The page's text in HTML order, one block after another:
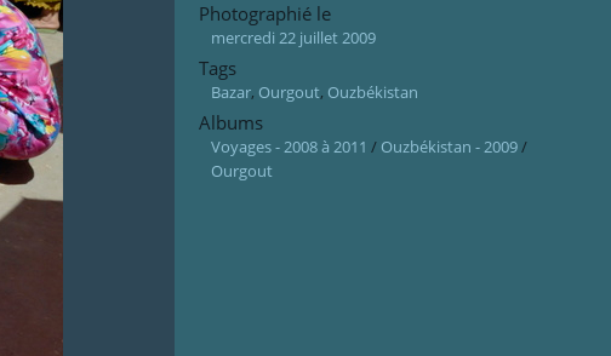
Photographié le
mercredi 22 juillet 2009
Tags
Bazar, Ourgout, Ouzbékistan
Albums
Voyages - 2008 à 2011 / Ouzbékistan - 2009/
Ourgout